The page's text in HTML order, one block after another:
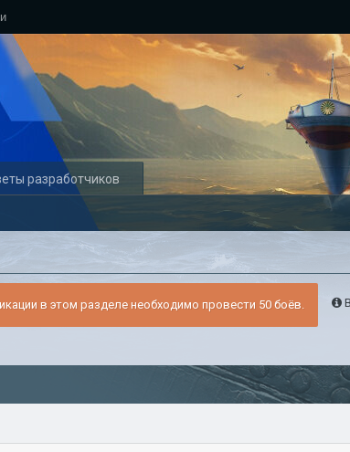
разработчиков
в этом разделе необходимо провести 50 боёв.